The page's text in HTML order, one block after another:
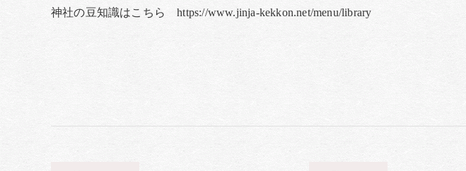
神社の豆知識はこちら https://www.jinja-kekkon.net/menu/library